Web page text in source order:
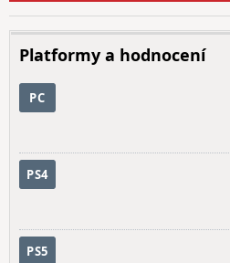
Platformy a hodnocení
PC
PS4
PS5